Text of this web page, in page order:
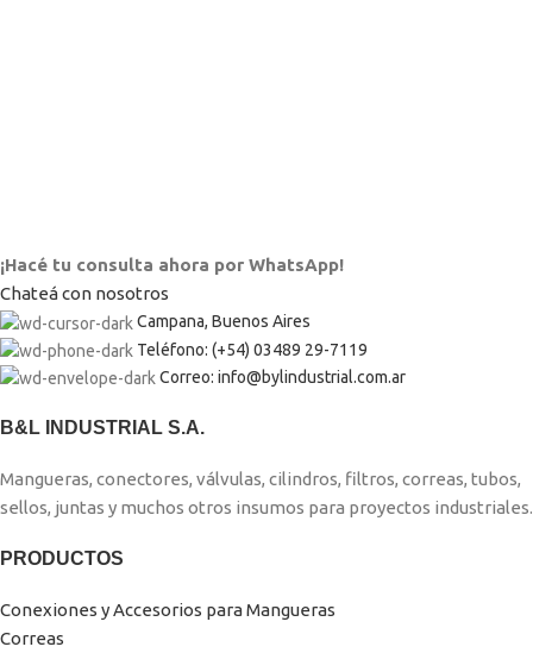
¡Hacé tu consulta ahora por WhatsApp!
Chateá con nosotros
Campana, Buenos Aires
Teléfono: (+54) 03489 29-7119
Correo: info@bylindustrial.com.ar
B&L INDUSTRIAL S.A.
Mangueras, conectores, válvulas, cilindros, filtros, correas, tubos,
sellos, juntas y muchos otros insumos para proyectos industriales.
PRODUCTOS
Conexiones y Accesorios para Mangueras
Correas